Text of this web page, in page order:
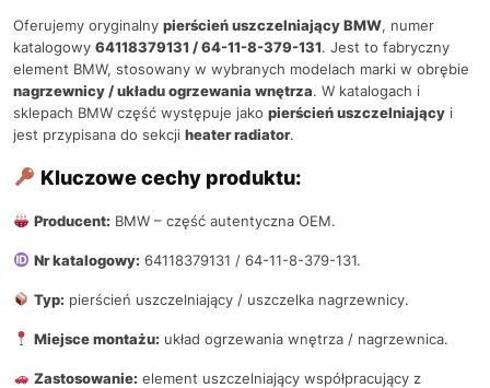
Oferujemy oryginalny pierścień uszczelniający BMW, numer
katalogowy 64118379131 / 64-11-8-379-131. Jest to fabryczny
element BMW, stosowany w wybranych modelach marki w obrębie
nagrzewnicy / układu ogrzewania wnętrza. W katalogach i
sklepach BMW część występuje jako pierścień uszczelniający i
jest przypisana do sekcji heater radiator.
Kluczowe cechy produktu:
Producent: BMW – część autentyczna OEM.
Nr katalogowy: 64118379131 / 64-11-8-379-131.
Typ: pierścień uszczelniający / uszczelka nagrzewnicy.
Miejsce montażu: układ ogrzewania wnętrza / nagrzewnica.
Zastosowanie: element uszczelniający współpracujący z